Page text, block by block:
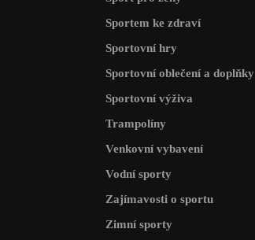
Sportem ke zdraví
Sportovní hry
Sportovní oblečení a doplňky
Sportovní výživa
Trampolíny
Venkovní vybavení
Vodní sporty
Zajímavosti o sportu
Zimní sporty